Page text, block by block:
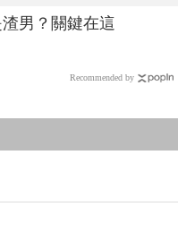
男？關鍵在這
Recommended by